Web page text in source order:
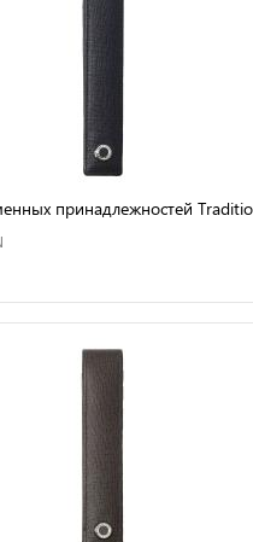
принадлежностей